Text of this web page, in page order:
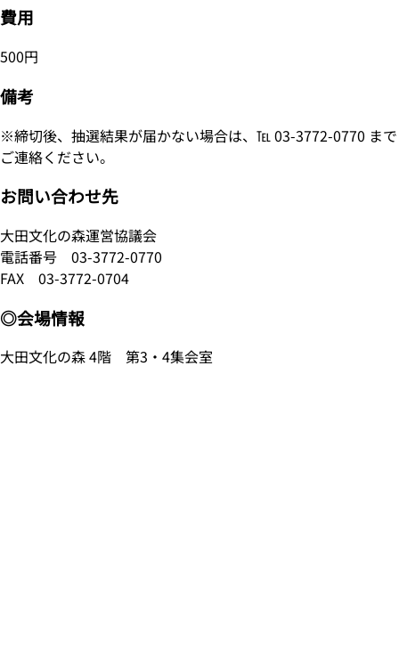
費用
500円
備考
※締切後、抽選結果が届かない場合は、℡ 03-3772-0770 まで
ご連絡ください。
お問い合わせ先
大田文化の森運営協議会
電話番号 03-3772-0770
FAX 03-3772-0704
◎会場情報
大田文化の森 4階 第3・4集会室